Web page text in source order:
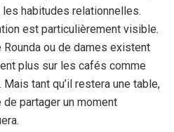
habitudes relationnelles.
est particulièrement visible.
ou de dames existent
plus sur les cafés comme
tant qu’il restera une table,
de partager un moment